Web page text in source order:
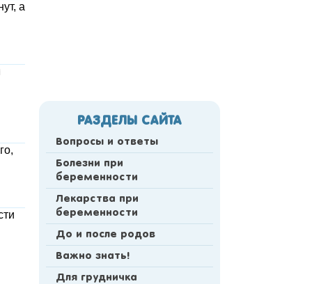
а
РАЗДЕЛЫ САЙТА
Вопросы и ответы
Болезни при
беременности
Лекарства при
беременности
До и после родов
Важно знать!
Для грудничка